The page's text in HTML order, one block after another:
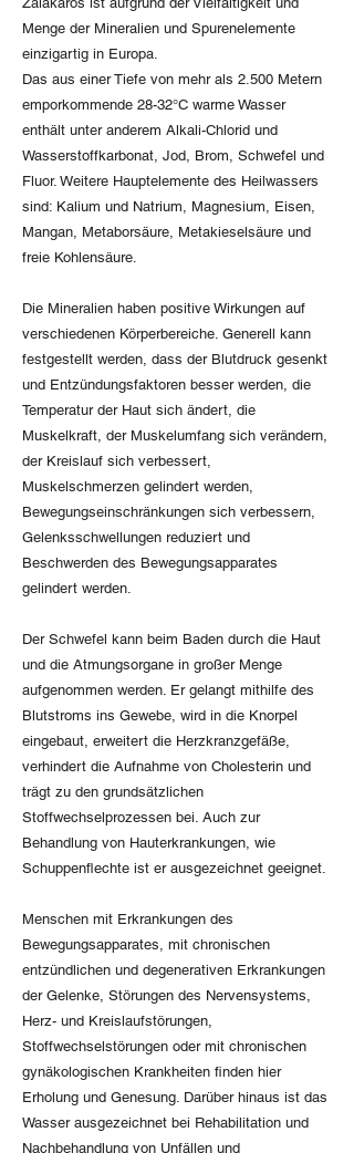
Menge der Mineralien und Spurenelemente
einzigartig in Europa.
Das aus einer Tiefe von mehr als 2.500 Metern
emporkommende 28-32°C warme Wasser
enthält unter anderem Alkali-Chlorid und
Wasserstoffkarbonat, Jod, Brom, Schwefel und
Fluor. Weitere Hauptelemente des Heilwassers
sind: Kalium und Natrium, Magnesium, Eisen,
Mangan, Metaborsäure, Metakieselsäure und
freie Kohlensäure.
Die Mineralien haben positive Wirkungen auf
verschiedenen Körperbereiche. Generell kann
festgestellt werden, dass der Blutdruck gesenkt
und Entzündungsfaktoren besser werden, die
Temperatur der Haut sich ändert, die
Muskelkraft, der Muskelumfang sich verändern,
der Kreislauf sich verbessert,
Muskelschmerzen gelindert werden,
Bewegungseinschränkungen sich verbessern,
Gelenksschwellungen reduziert und
Beschwerden des Bewegungsapparates
gelindert werden.
Der Schwefel kann beim Baden durch die Haut
und die Atmungsorgane in großer Menge
aufgenommen werden. Er gelangt mithilfe des
Blutstroms ins Gewebe, wird in die Knorpel
eingebaut, erweitert die Herzkranzgefäße,
verhindert die Aufnahme von Cholesterin und
trägt zu den grundsätzlichen
Stoffwechselprozessen bei. Auch zur
Behandlung von Hauterkrankungen, wie
Schuppenflechte ist er ausgezeichnet geeignet.
Menschen mit Erkrankungen des
Bewegungsapparates, mit chronischen
entzündlichen und degenerativen Erkrankungen
der Gelenke, Störungen des Nervensystems,
Herz- und Kreislaufstörungen,
Stoffwechselstörungen oder mit chronischen
gynäkologischen Krankheiten finden hier
Erholung und Genesung. Darüber hinaus ist das
Wasser ausgezeichnet bei Rehabilitation und
Nachbehandlung von Unfällen und